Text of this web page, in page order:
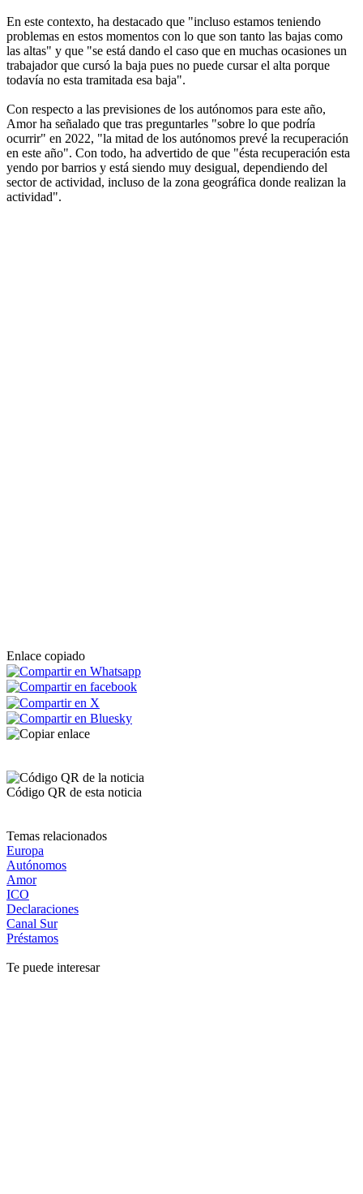
En este contexto, ha destacado que "incluso estamos teniendo
problemas en estos momentos con lo que son tanto las bajas como
las altas" y que "se está dando el caso que en muchas ocasiones un
trabajador que cursó la baja pues no puede cursar el alta porque
todavía no esta tramitada esa baja".
Con respecto a las previsiones de los autónomos para este año,
Amor ha señalado que tras preguntarles "sobre lo que podría
ocurrir" en 2022, "la mitad de los autónomos prevé la recuperación
en este año". Con todo, ha advertido de que "ésta recuperación esta
yendo por barrios y está siendo muy desigual, dependiendo del
sector de actividad, incluso de la zona geográfica donde realizan la
actividad".
Enlace copiado
Código QR de esta noticia
Temas relacionados
Europa
Autónomos
Amor
ICO
Declaraciones
Canal Sur
Préstamos
Te puede interesar